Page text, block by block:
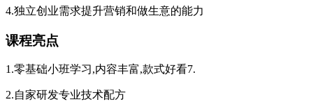
4.独立创业需求提升营销和做生意的能力
课程亮点
1.零基础小班学习,内容丰富,款式好看7.
2.自家研发专业技术配方